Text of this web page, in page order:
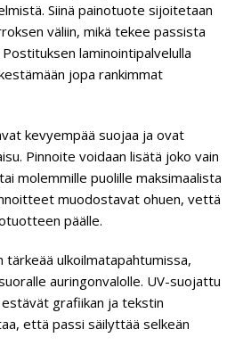
Siinä painotuote sijoitetaan
väliin, mikä tekee passista
laminointipalvelulla
jopa rankimmat
kevyempää suojaa ja ovat
Pinnoite voidaan lisätä joko vain
molemmille puolille maksimaalista
muodostavat ohuen, vettä
päälle.
ulkoilmatapahtumissa,
auringonvalolle. UV-suojattu
grafiikan ja tekstin
että passi säilyttää selkeän